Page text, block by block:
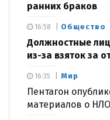
ранних браков
Общество
Должностные
из-за взяток за
16:58
Мир
Пентагон
материалов о НЛО
16:35